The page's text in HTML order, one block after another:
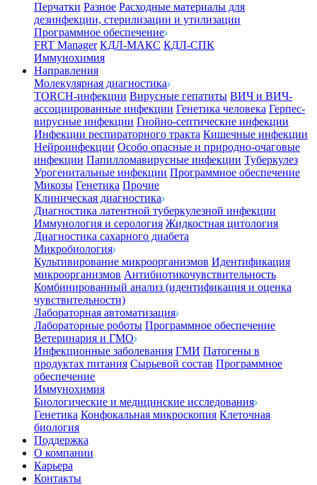
Перчатки Разное Расходные материалы для
дезинфекции, стерилизации и утилизации
Программное обеспечение
FRT Manager КДЛ-МАКС КДЛ-СПК
Иммунохимия
Направления
Молекулярная диагностика
TORCH-инфекции Вирусные гепатиты ВИЧ и ВИЧ-
ассоциированные инфекции Генетика человека Герпес-
вирусные инфекции Гнойно-септические инфекции
Инфекции респираторного тракта Кишечные инфекции
Нейроинфекции Особо опасные и природно-очаговые
инфекции Папилломавирусные инфекции Туберкулез
Урогенитальные инфекции Программное обеспечение
Микозы Генетика Прочие
Клиническая диагностика
Диагностика латентной туберкулезной инфекции
Иммунология и серология Жидкостная цитология
Диагностика сахарного диабета
Микробиология
Культивирование микроорганизмов Идентификация
микроорганизмов Антибиотикочувствительность
Комбинированный анализ (идентификация и оценка
чувствительности)
Лабораторная автоматизация
Лабораторные роботы Программное обеспечение
Ветеринария и ГМО
Инфекционные заболевания ГМИ Патогены в
продуктах питания Сырьевой состав Программное
обеспечение
Иммунохимия
Биологические и медицинские исследования
Генетика Конфокальная микроскопия Клеточная
биология
Поддержка
О компании
Карьера
Контакты